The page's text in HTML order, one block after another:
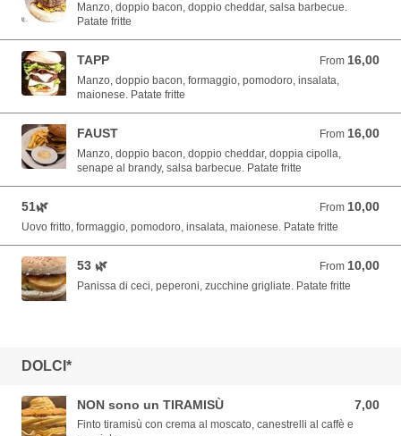
Manzo, doppio bacon, doppio cheddar, salsa barbecue.
Patate fritte
TAPP From 16,00
From 16,00 EUR
Manzo, doppio bacon, formaggio, pomodoro, insalata,
maionese. Patate fritte
FAUST From 16,00
From 16,00 EUR
Manzo, doppio bacon, doppio cheddar, doppia cipolla,
senape al brandy, salsa barbecue. Patate fritte
51🌿 From 10,00
From 10,00 EUR
Uovo fritto, formaggio, pomodoro, insalata, maionese. Patate fritte
53 🌿 From 10,00
From 10,00 EUR
Panissa di ceci, peperoni, zucchine grigliate. Patate fritte
DOLCI*
NON sono un TIRAMISÙ 7,00
7,00 EUR
Finto tiramisù con crema al moscato, canestrelli al caffè e